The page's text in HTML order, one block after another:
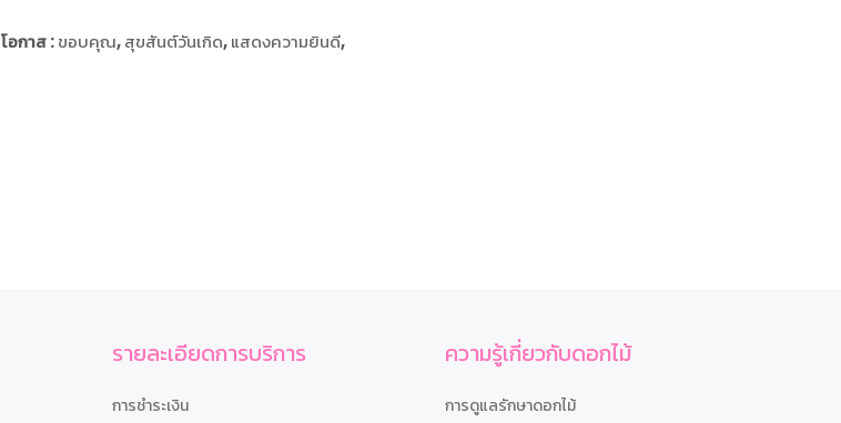
โอกาส :ขอบคุณ,สุขสันต์วันเกิด,แสดงความยินดี,
รายละเอียดการบริการ
การชำระเงิน
ความรู้เกี่ยวกับดอกไม้
การดูแลรักษาดอกไม้